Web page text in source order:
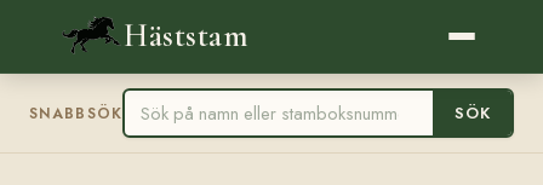
Häststam
SNABBSÖK SÖK